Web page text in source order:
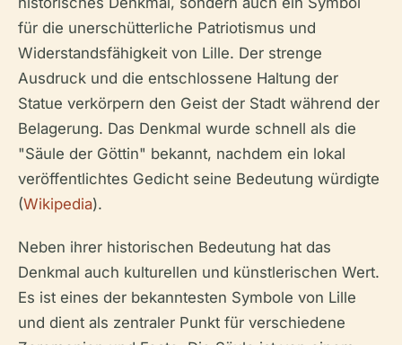
für die unerschütterliche Patriotismus und
Widerstandsfähigkeit von Lille. Der strenge
Ausdruck und die entschlossene Haltung der
Statue verkörpern den Geist der Stadt während der
Belagerung. Das Denkmal wurde schnell als die
"Säule der Göttin" bekannt, nachdem ein lokal
veröffentlichtes Gedicht seine Bedeutung würdigte
(Wikipedia).
Neben ihrer historischen Bedeutung hat das
Denkmal auch kulturellen und künstlerischen Wert.
Es ist eines der bekanntesten Symbole von Lille
und dient als zentraler Punkt für verschiedene